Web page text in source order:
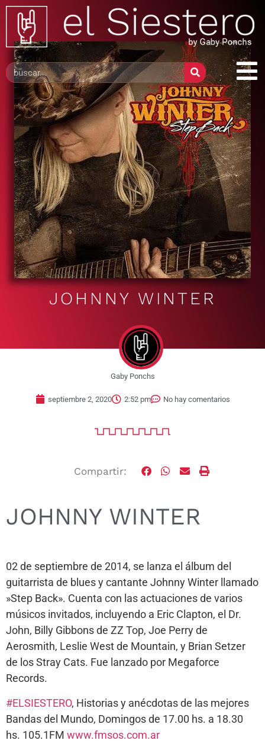
JOHNNY WINTER
Gaby Ponchs
septiembre 2, 2020 2:52 pm No hay comentarios
Compartir:
JOHNNY WINTER
02 de septiembre de 2014, se lanza el álbum del
guitarrista de blues y cantante Johnny Winter llamado
»Step Back». Cuenta con las actuaciones de varios
músicos invitados, incluyendo a Eric Clapton, el Dr.
John, Billy Gibbons de ZZ Top, Joe Perry de
Aerosmith, Leslie West de Mountain, y Brian Setzer
de los Stray Cats. Fue lanzado por Megaforce
Records.
#ELSIESTERO, Historias y anécdotas de las mejores
Bandas del Mundo, Domingos de 17.00 hs. a 18.30
hs. 105.1FM www.fmsos.com.ar